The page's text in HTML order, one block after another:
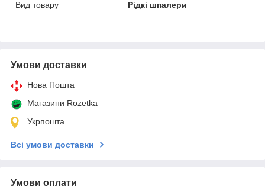
Вид товару
Рідкі шпалери
Умови доставки
Нова Пошта
Магазини Rozetka
Укрпошта
Всі умови доставки
Умови оплати